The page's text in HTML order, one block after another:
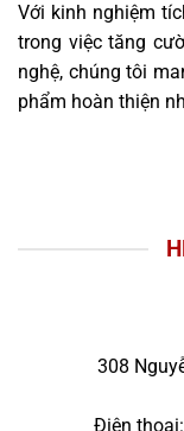
Với kinh nghiệm
trong việc tăng
nghệ, chúng tôi
phẩm hoàn thiện
308
Điện thoại: